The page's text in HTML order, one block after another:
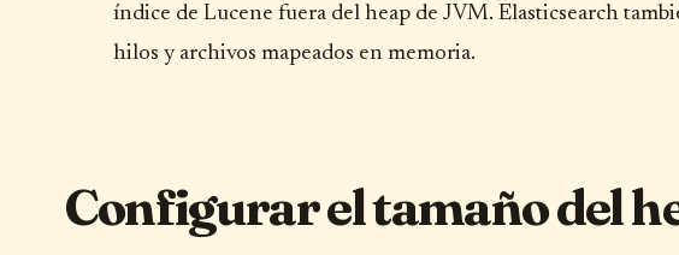
índice de Lucene fuera del heap de JVM. Elasticsearch
hilos y archivos mapeados en memoria.
Configurar el tamaño del